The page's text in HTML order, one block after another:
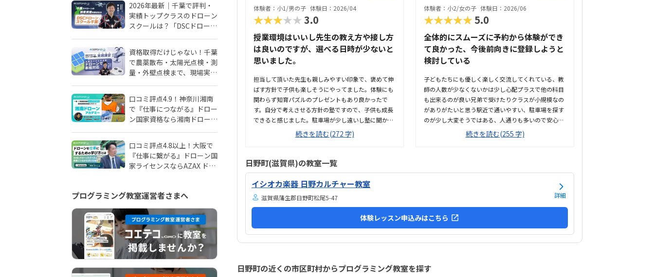
2026年最新｜千葉で評判・
実績トップクラスのドローン
スクールは？「DSCドローン
資格取得だけじゃない！千葉
で農薬散布・太陽光点検・測
量・外壁点検まで、現場実務
口コミ評点4.9！神奈川湘南
で『仕事につながる』ドロー
ン国家資格なら湘南ドローン
口コミ評点4.8以上！大阪で
『仕事に繋がる』ドローン国
家ライセンスならAZAX ドロ
プログラミング教室運営者さまへ
体験者：小1/男の子 体験日：2026/04
★★★★★3.0
授業環境はいいし先生の教え方や接し方
は良いのですが、選べる日時が少ないと
思いました。
担当して頂いた先生も親しみやすい印象で、褒めて伸
ばす方針で子供も楽しそうにやってました。体験にも
関わらず知育パズルのプレゼントもあり良かったで
す。自分で考えさせる方針の塾ですので、子供も成長
できると感じました。駐車場が少し遠いし塾に聞かな
いとわからない場所で不便に感じました。後は受講日
が週2回しかないのも厳しい仕切りがあって集中しや
教え方もうまいと思いました。仕方ないとは思います
が、教材費が高いなと思いました。授業料込みで12分
割できたらいいなと思いました。体験のパズルが楽し
続きを読む(272 字)
体験者：小2/女の子 体験日：2026/06
★★★★★5.0
全体的にスムーズに予約から体験ができ
て良かった、今後前向きに登録しようと
検討している
子どもたちにも優しく楽しく交流してくれている、教
師の人数が少なくないかは少し心配プラスで他の科目
も出来るのが良い兄弟で受けたりクラスが小規模なの
がありがたいと思う駅近で通いやすい、駐車場を探す
のが少し大変そうではある、人通りも多いので安心の
場所少し狭いのと、設備は古い印象を受けた。今後設
備は新しいものをいれてほしいと思う。兄弟割引きが
もあれば良い担当の先生もありがたいが、英語の先生
続きを読む(255 字)
日野町(滋賀県)の教室一覧
イシオカ楽器 日野カルチャー教室
滋賀県蒲生郡日野町松尾5-47 詳細
体験レッスン申込みはこちら
日野町の近くの市区町村からプログラミング教室を探す